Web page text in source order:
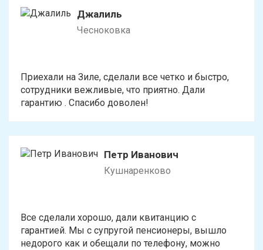
Уфа
Чесноковка
Чишмы
Языково
Посмотреть на карте
Джалиль
Чесноковка
Приехали на Зиле, сделали все четко и быстро,
сотрудники вежливые, что приятно. Дали
гарантию . Спасибо доволен!
Петр Иванович
Кушнаренково
Все сделали хорошо, дали квитанцию с
гарантией. Мы с супругой пенсионеры, вышло
недорого как и обещали по телефону, можно